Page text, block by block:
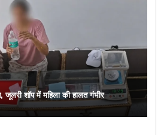
जूलरी शॉप में महिला की हालत गंभीर